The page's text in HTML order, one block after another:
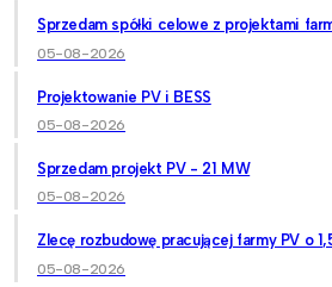
Sprzedam spółki celowe z projektami
05-08-2026
Projektowanie PV i BESS
05-08-2026
Sprzedam projekt PV - 21 MW
05-08-2026
Zlecę rozbudowę pracującej farmy PV o
05-08-2026